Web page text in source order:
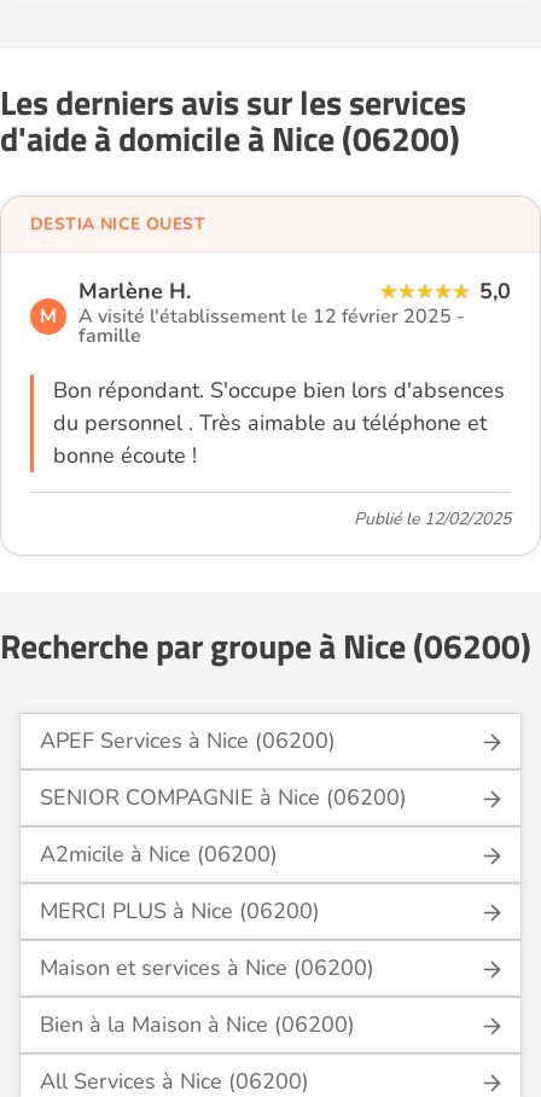
Les derniers avis sur les services
d'aide à domicile à Nice (06200)
M
Marlène H. 5,0
A visité l'établissement le 12 février 2025 -
famille
Bon répondant. S'occupe bien lors d'absences
du personnel . Très aimable au téléphone et
bonne écoute !
DESTIA NICE OUEST
Publié le 12/02/2025
Recherche par groupe à Nice (06200)
APEF Services à Nice (06200)
SENIOR COMPAGNIE à Nice (06200)
A2micile à Nice (06200)
MERCI PLUS à Nice (06200)
Maison et services à Nice (06200)
Bien à la Maison à Nice (06200)
All Services à Nice (06200)